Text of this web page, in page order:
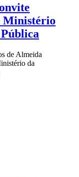
Ministério
de Almeida
da